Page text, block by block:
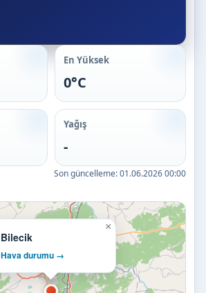
En Yüksek
0°C
Yağış
-
Son güncelleme:01.06.2026 00:00
Bilecik
Hava durumu →
×